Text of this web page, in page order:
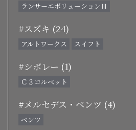
ランサーエボリューションⅢ
#スズキ (24)
アルトワークス スイフト
#シボレー (1)
Ｃ３コルベット
#メルセデス・ベンツ (4)
ベンツ